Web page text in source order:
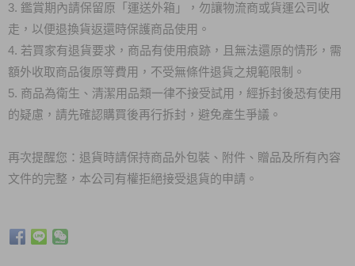
3. 鑑賞期內請保留原「運送外箱」，勿讓物流商或貨運公司收
走，以便退換貨返還時保護商品使用。
4. 若買家有退貨要求，商品有使用痕跡，且無法還原的情形，需
額外收取商品復原等費用，不受無條件退貨之規範限制。
5. 商品為衛生、清潔用品類一律不接受試用，經拆封後恐有使用
的疑慮，請先確認購買後再行拆封，避免產生爭議。
再次提醒您：退貨時請保持商品外包裝、附件、贈品及所有內容
文件的完整，本公司有權拒絕接受退貨的申請。